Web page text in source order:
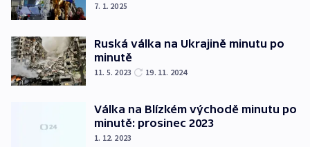
7. 1. 2025
Ruská válka na Ukrajině minutu po
minutě
11. 5. 2023 19. 11. 2024
Válka na Blízkém východě minutu po
minutě: prosinec 2023
1. 12. 2023